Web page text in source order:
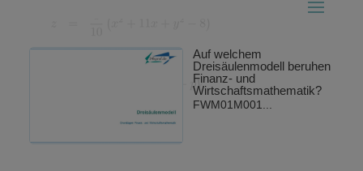
Auf welchem
Dreisäulenmodell beruhen
Finanz- und
Wirtschaftsmathematik?
FWM01M001...